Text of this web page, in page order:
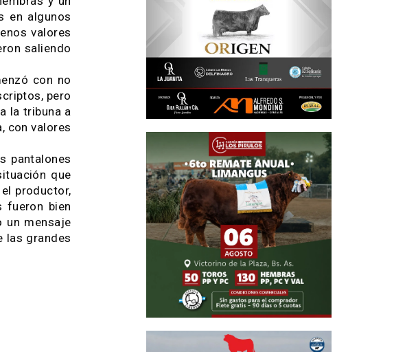
con buenos lotes
su firme marcha y
siempre todo lo que
invernada mostró
en hembras y un
en algunos
con buenos valores
que fueron saliendo
comenzó con no
e inscriptos, pero
alentó a la tribuna a
a venta, con valores
los pantalones
una situación que
el productor,
ovinos fueron bien
como un mensaje
una de las grandes